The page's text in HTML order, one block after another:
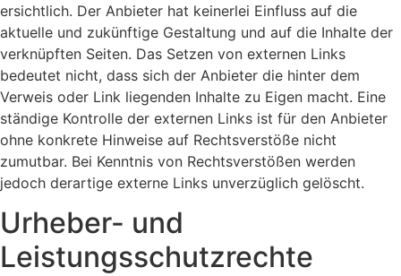
ersichtlich. Der Anbieter hat keinerlei Einfluss auf die
aktuelle und zukünftige Gestaltung und auf die Inhalte der
verknüpften Seiten. Das Setzen von externen Links
bedeutet nicht, dass sich der Anbieter die hinter dem
Verweis oder Link liegenden Inhalte zu Eigen macht. Eine
ständige Kontrolle der externen Links ist für den Anbieter
ohne konkrete Hinweise auf Rechtsverstöße nicht
zumutbar. Bei Kenntnis von Rechtsverstößen werden
jedoch derartige externe Links unverzüglich gelöscht.
Urheber- und
Leistungsschutzrechte